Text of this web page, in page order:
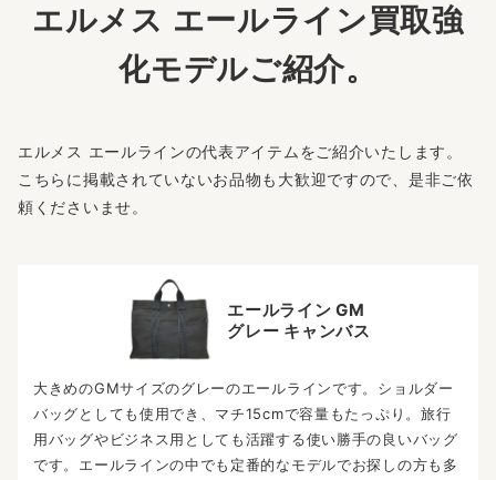
エルメス エールライン買取強
化モデルご紹介。
エルメス エールラインの代表アイテムをご紹介いたします。
こちらに掲載されていないお品物も大歓迎ですので、是非ご依
頼くださいませ。
エールライン GM
グレー キャンバス
大きめのGMサイズのグレーのエールラインです。ショルダー
バッグとしても使用でき、マチ15cmで容量もたっぷり。旅行
用バッグやビジネス用としても活躍する使い勝手の良いバッグ
です。エールラインの中でも定番的なモデルでお探しの方も多